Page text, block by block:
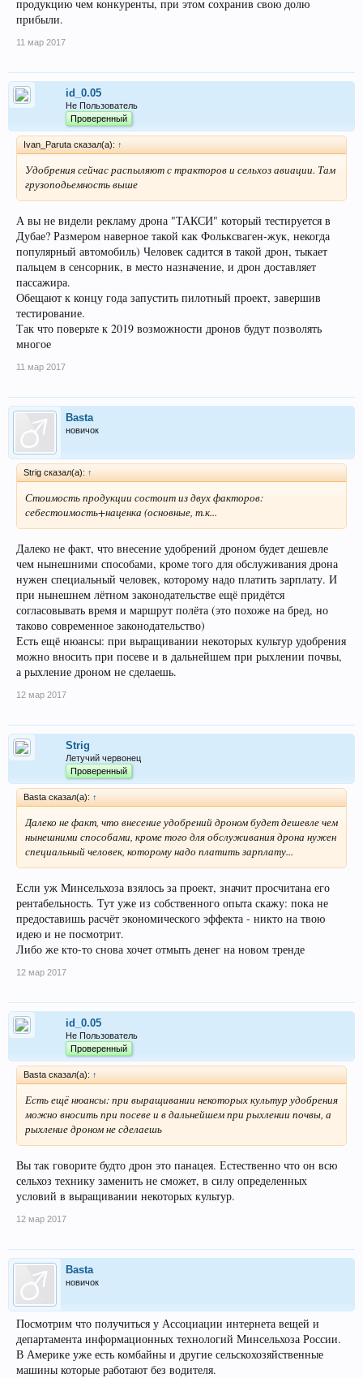
продукцию чем конкуренты, при этом сохранив свою долю
прибыли.
11 мар 2017
id_0.05
Не Пользователь
Проверенный
Ivan_Paruta сказал(а): ↑
Удобрения сейчас распыляют с тракторов и сельхоз авиации. Там
грузоподьемность выше
А вы не видели рекламу дрона "ТАКСИ" который тестируется в
Дубае? Размером наверное такой как Фольксваген-жук, некогда
популярный автомобиль) Человек садится в такой дрон, тыкает
пальцем в сенсорник, в место назначение, и дрон доставляет
пассажира.
Обещают к концу года запустить пилотный проект, завершив
тестирование.
Так что поверьте к 2019 возможности дронов будут позволять
многое
11 мар 2017
Basta
новичок
Strig сказал(а): ↑
Стоимость продукции состоит из двух факторов:
себестоимость+наценка (основные, т.к...
Далеко не факт, что внесение удобрений дроном будет дешевле
чем нынешними способами, кроме того для обслуживания дрона
нужен специальный человек, которому надо платить зарплату. И
при нынешнем лётном законодательстве ещё придётся
согласовывать время и маршрут полёта (это похоже на бред, но
таково современное законодательство)
Есть ещё нюансы: при выращивании некоторых культур удобрения
можно вносить при посеве и в дальнейшем при рыхлении почвы,
а рыхление дроном не сделаешь.
12 мар 2017
Strig
Летучий червонец
Проверенный
Basta сказал(а): ↑
Далеко не факт, что внесение удобрений дроном будет дешевле чем
нынешними способами, кроме того для обслуживания дрона нужен
специальный человек, которому надо платить зарплату...
Если уж Минсельхоза взялось за проект, значит просчитана его
рентабельность. Тут уже из собственного опыта скажу: пока не
предоставишь расчёт экономического эффекта - никто на твою
идею и не посмотрит.
Либо же кто-то снова хочет отмыть денег на новом тренде
12 мар 2017
id_0.05
Не Пользователь
Проверенный
Basta сказал(а): ↑
Есть ещё нюансы: при выращивании некоторых культур удобрения
можно вносить при посеве и в дальнейшем при рыхлении почвы, а
рыхление дроном не сделаешь
Вы так говорите будто дрон это панацея. Естественно что он всю
сельхоз технику заменить не сможет, в силу определенных
условий в выращивании некоторых культур.
12 мар 2017
Basta
новичок
Посмотрим что получиться у Ассоциации интернета вещей и
департамента информационных технологий Минсельхоза России.
В Америке уже есть комбайны и другие сельскохозяйственные
машины которые работают без водителя.